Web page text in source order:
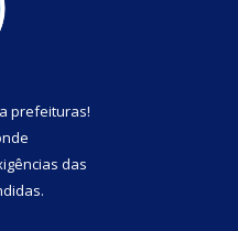
prefeituras!
das